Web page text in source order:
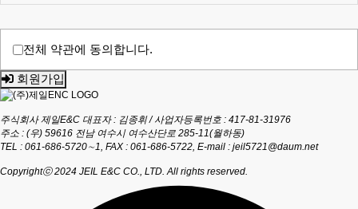
① 이 약관의 서비스 화면에 게시하거나 공지사항 게시판 또는
수 있으며, 변경된 약관은 서비스 화면에 공지하며, 공지후 7일
이후에도 거부의사를 표시하지 아니하고 서비스를 계속 사용할
경우 약관의 변경 사항에 동의한 것으로 간주됩니다.
③ 이용자가 변경된 약관에 동의하지 않는 경우 서비스 이용을
중단하고 본인의 회원등록을 취소할 수 있으며, 계속 사용하시
는 경우에는 약관 변경에 동의한 것으로 간주되며 변경된 약관
은 전항과 같은 방법으로 효력이 발생합니다.
제4조(준용규정)
이 약관에 명시되지 않은 사항은 전기통신기본법, 전기통신사
ο 개인정보 수집방법 : 홈페이지(회원가입,게시판)
■ 개인정보의 수집 및 이용목적
회사는 수집한 개인정보를 다음의 목적을 위해 활용합니다.
ο 서비스 제공에 관한 계약 이행
ο 회원 관리 - 회원제 서비스 이용에 따른 본인확인 , 개인 식별 ,
불량회원의 부정 이용 방지와 비인가 사용 방지 , 가입 의사 확
인 , 연령확인 , 만14세 미만 아동 개인정보 수집 시 법정 대리인
ο 마케팅 및 광고에 활용
ο 접속 빈도 파악 또는 회원의 서비스 이용에 대한 통계
전체 약관에 동의합니다.
회원가입
주식회사 제일E&C 대표자 : 김종휘 / 사업자등록번호 : 417-81-31976
주소 : (우) 59616 전남 여수시 여수산단로 285-11(월하동)
TEL : 061-686-5720∼1, FAX : 061-686-5722, E-mail : jeil5721@daum.net
Copyrightⓒ 2024 JEIL E&C CO., LTD. All rights reserved.